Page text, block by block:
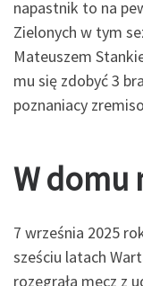
napastnik to na
Zielonych w tym
Mateuszem
mu się zdobyć 3
poznaniacy
W
7 września 2025
sześciu latach
rozegrała mecz z